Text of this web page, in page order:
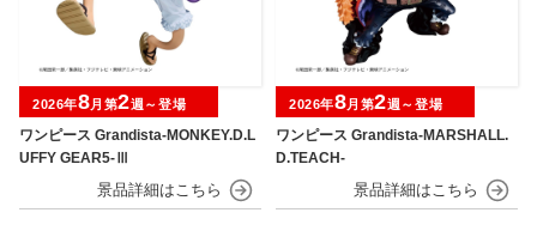
ワンピース Grandista-MONKEY.D.L
UFFY GEAR5-Ⅲ
2026年8月第2週～登場
ワンピース Grandista-MARSHALL.
D.TEACH-
2026年8月第2週～登場